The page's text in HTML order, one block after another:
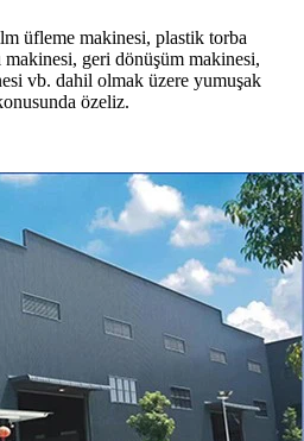
üfleme makinesi, plastik torba
geri dönüşüm makinesi,
vb. dahil olmak üzere yumuşak
özeliz.